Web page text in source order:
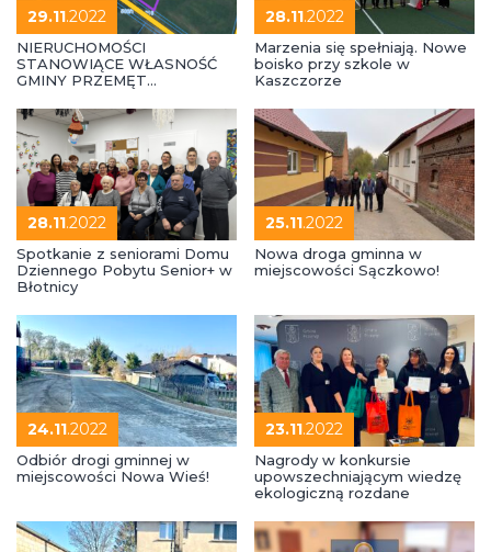
29.11.2022
NIERUCHOMOŚCI
STANOWIĄCE WŁASNOŚĆ
GMINY PRZEMĘT
SPRZEDAŻY
28.11.2022
Marzenia się spełniają. Nowe
boisko przy szkole w
Kaszczorze
28.11.2022
Spotkanie z seniorami Domu
Dziennego Pobytu Senior+ w
Błotnicy
25.11.2022
Nowa droga gminna w
miejscowości Sączkowo!
24.11.2022
Odbiór drogi gminnej w
miejscowości Nowa Wieś!
23.11.2022
Nagrody w konkursie
upowszechniającym wiedzę
ekologiczną rozdane